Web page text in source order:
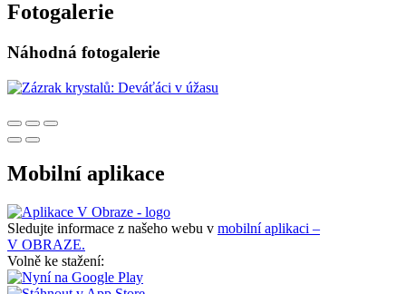
Fotogalerie
Náhodná fotogalerie
Mobilní aplikace
Sledujte informace z našeho webu v mobilní aplikaci –
V OBRAZE.
Volně ke stažení: